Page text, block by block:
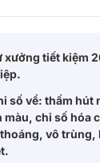
xưởng tiết kiệm
số về: thấm hút
màu, chỉ số hóa
vô